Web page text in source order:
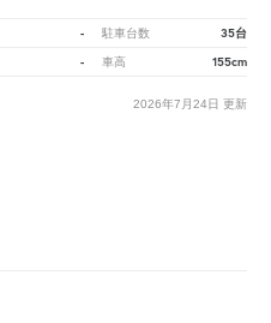
- 駐車台数 35台
- 車高 155cm
2026年7月24日 更新